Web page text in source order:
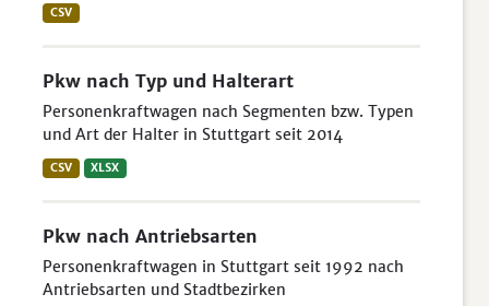
CSV
Pkw nach Typ und Halterart
Personenkraftwagen nach Segmenten bzw. Typen
und Art der Halter in Stuttgart seit 2014
CSV XLSX
Pkw nach Antriebsarten
Personenkraftwagen in Stuttgart seit 1992 nach
Antriebsarten und Stadtbezirken